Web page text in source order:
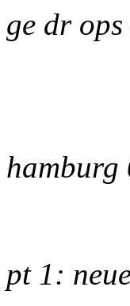
ge dr
hamburg
pt 1: